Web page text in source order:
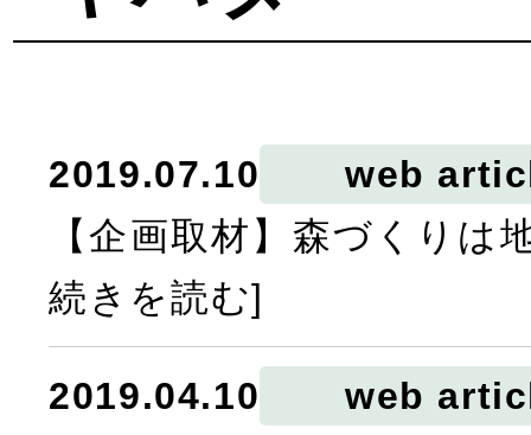
2019.07.10
web
【企画取材】森づくり
続きを読む]
2019.04.10
web